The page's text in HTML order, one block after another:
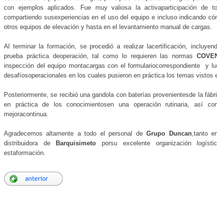
con ejemplos aplicados. Fue muy valiosa la activaparticipación de
compartiendo susexperiencias en el uso del equipo e incluso indicando
otros equipos de elevación y hasta en el levantamiento manual de cargas.
Al terminar la formación, se procedió a realizar lacertificación,
prueba práctica deoperación, tal como lo requieren las normas
inspección del equipo montacargas con el formulariocorrespondiente y
desafíosoperacionales en los cuales pusieron en práctica los temas vistos
Posteriormente, se recibió una gandola con baterías provenientesde la
en práctica de los conocimientosen una operación rutinaria, así
mejoracontinua.
Agradecemos altamente a todo el personal deGrupo Duncan,tanto
distribuidora deBarquisimeto porsu excelente organización
estaformación.